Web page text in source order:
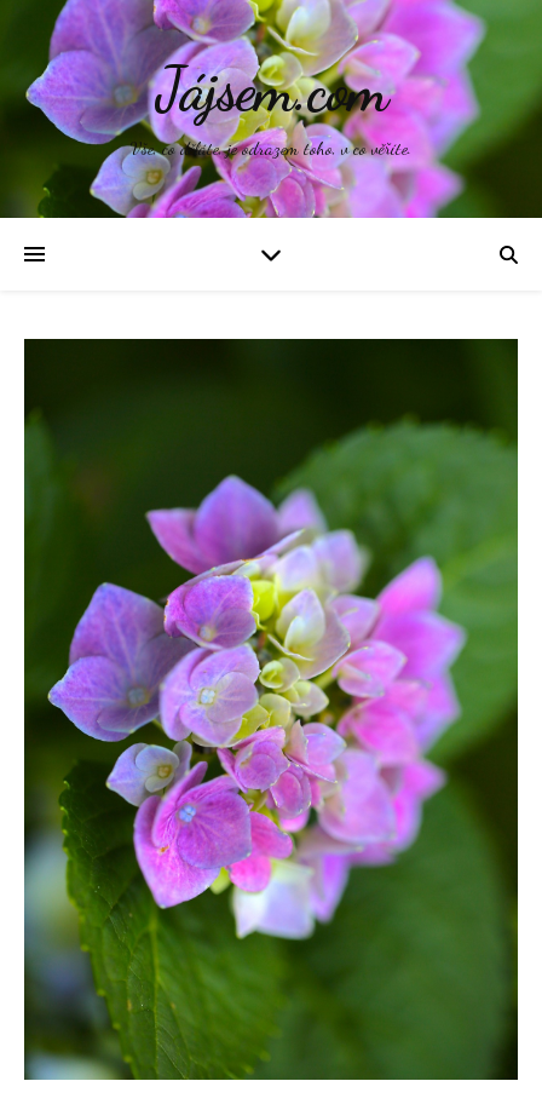
Jájsem.com
Vše, co děláte, je odrazem toho, v co věříte.